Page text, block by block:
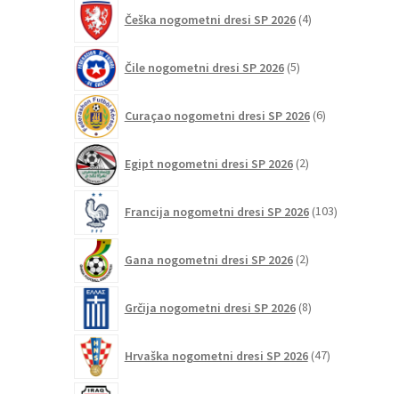
Češka nogometni dresi SP 2026 4izdelki
Čile nogometni dresi SP 2026 5izdelkov
Curaçao nogometni dresi SP 2026 6izdelkov
Egipt nogometni dresi SP 2026 2izdelka
Francija nogometni dresi SP 2026 103izdelki
Gana nogometni dresi SP 2026 2izdelka
Grčija nogometni dresi SP 2026 8izdelkov
Hrvaška nogometni dresi SP 2026 47izdelkov